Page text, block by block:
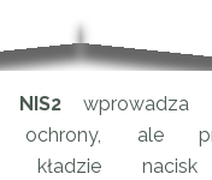
NIS2wprowadza
ochrony, ale
kładzie